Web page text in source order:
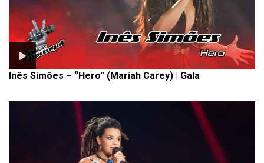
Inês Simões – “Hero” (Mariah Carey) | Gala